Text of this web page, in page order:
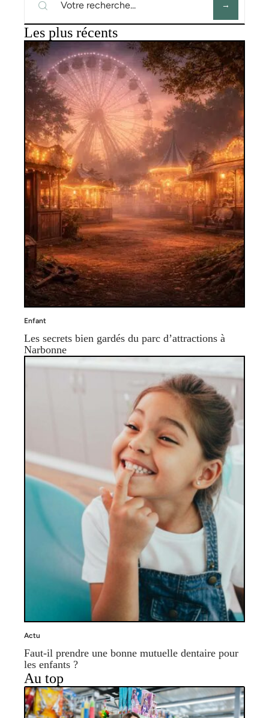
Les plus récents
Enfant
Les secrets bien gardés du parc d’attractions à
Narbonne
Actu
Faut-il prendre une bonne mutuelle dentaire pour
les enfants ?
Au top